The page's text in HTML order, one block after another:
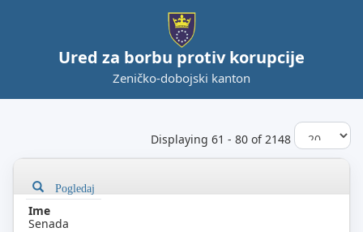
Ured za borbu protiv korupcije
Zeničko-dobojski kanton
Displaying 61 - 80 of 2148
Pogledaj
Senada